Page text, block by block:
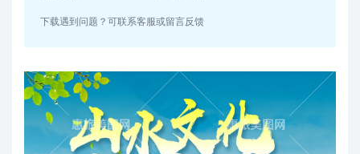
下载遇到问题？可联系客服或留言反馈